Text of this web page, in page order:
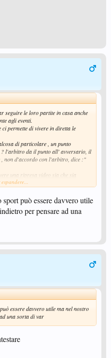
seguire le loro partite in casa anche
agli eventi.
permette di vivere in diretta le
di particolare , un punto
? l'arbitro da il punto all' avversario, il
, non d'accordo con l'arbitro, dice :"
una ripresa video sia che sia
contestazione ?
valenza per formare gli arbitri
, andatevi a vedere su Facebook la
di Romagna , in particolare i servizi
stessi che vedo in alcuni tornei
l'ho notata solo io o anche voi ?
può essere davvero utile
per pensare ad una
essere davvero utile ma nel nostro
una sorta di var